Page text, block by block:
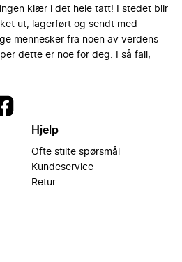
klær i det hele tatt! I stedet blir
ut, lagerført og sendt med
mennesker fra noen av verdens
dette er noe for deg. I så fall,
Hjelp
Ofte stilte spørsmål
Kundeservice
Retur